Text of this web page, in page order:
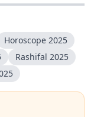
भरोसेमंद तरीके से पाठकों
Horoscope 2025
Rashifal 2025